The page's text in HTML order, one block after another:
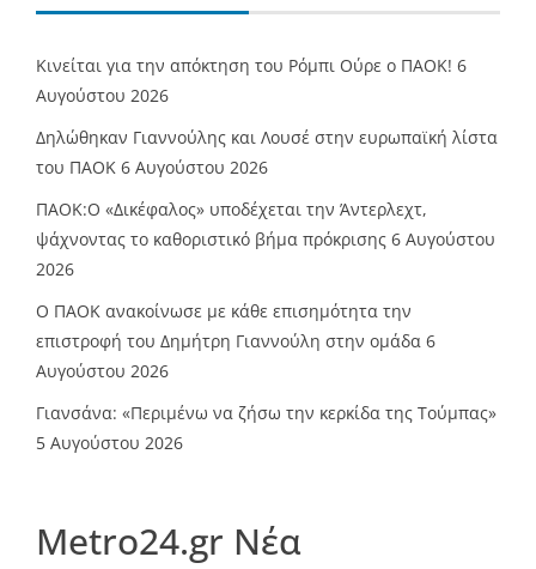
Κινείται για την απόκτηση του Ρόμπι Ούρε ο ΠΑΟΚ! 6
Αυγούστου 2026
Δηλώθηκαν Γιαννούλης και Λουσέ στην ευρωπαϊκή λίστα
του ΠΑΟΚ 6 Αυγούστου 2026
ΠΑΟΚ:Ο «Δικέφαλος» υποδέχεται την Άντερλεχτ,
ψάχνοντας το καθοριστικό βήμα πρόκρισης 6 Αυγούστου
2026
Ο ΠΑΟΚ ανακοίνωσε με κάθε επισημότητα την
επιστροφή του Δημήτρη Γιαννούλη στην ομάδα 6
Αυγούστου 2026
Γιανσάνα: «Περιμένω να ζήσω την κερκίδα της Τούμπας»
5 Αυγούστου 2026
Metro24.gr Νέα